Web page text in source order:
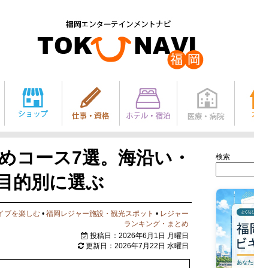
コース7選。海沿い・
的別に選ぶ
ブを楽しむ • 福岡レジャー施設・観光スポット • レジャー
ランキング・まとめ
投稿日：2026年6月1日 月曜日
更新日：2026年7月22日 水曜日
検索